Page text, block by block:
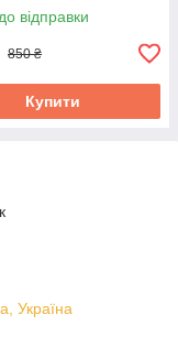
відправки
850 ₴
Купити
Україна